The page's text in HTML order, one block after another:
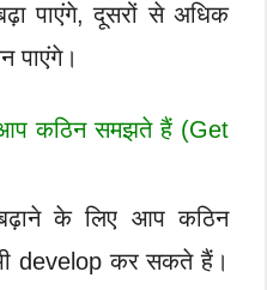
पाएंगे, दूसरों से अधिक
पाएंगे।
आप कठिन समझते हैं (Get
के लिए आप कठिन
develop कर सकते हैं।